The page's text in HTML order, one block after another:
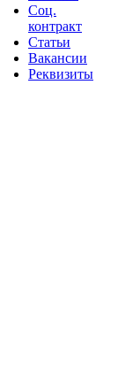
Соц.
контракт
Статьи
Вакансии
Реквизиты